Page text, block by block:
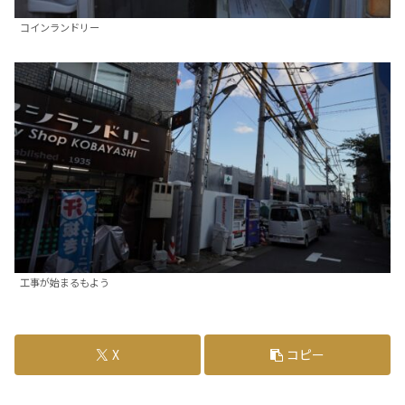
コインランドリー
工事が始まるもよう
X コピー